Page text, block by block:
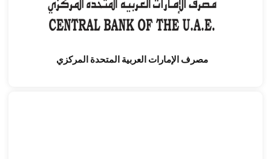
مصرف الإمارات العربية المتحدة المركزي